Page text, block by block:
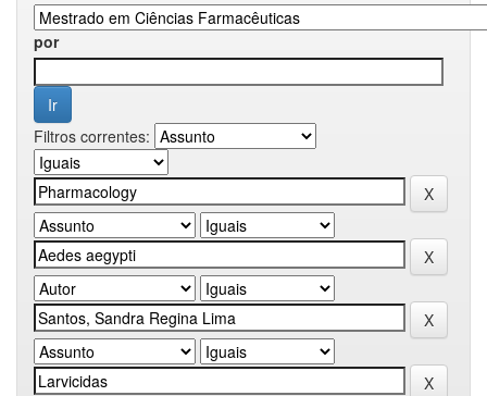
por
Filtros correntes: